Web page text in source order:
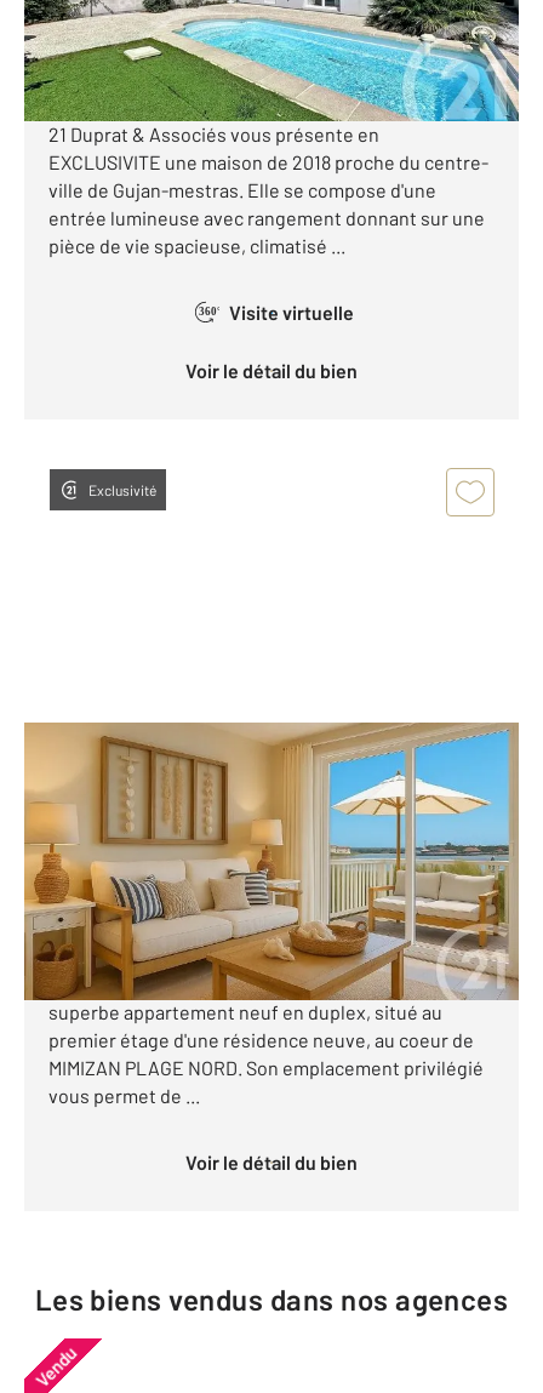
Visiter le site dédié
[Maison 3 chambres, bureau, jardin, piscine] Century
21 Duprat & Associés vous présente en
EXCLUSIVITE une maison de 2018 proche du centre-
ville de Gujan-mestras. Elle se compose d'une
entrée lumineuse avec rangement donnant sur une
pièce de vie spacieuse, climatisé ...
360° Visite virtuelle
Voir le détail du bien
Exclusivité
MIMIZAN 40
, 3 pièces
Ref : 7277
Appartement à vendre
350 000 €
APPARTEMENT NEUF DUPLEX T3- MIMIZAN PLAGE
NORD- 200 M DE L'OCEAN; Venez découvrir ce
superbe appartement neuf en duplex, situé au
premier étage d'une résidence neuve, au coeur de
MIMIZAN PLAGE NORD. Son emplacement privilégié
vous permet de ...
Voir le détail du bien
Les biens vendus dans nos agences
Vendu